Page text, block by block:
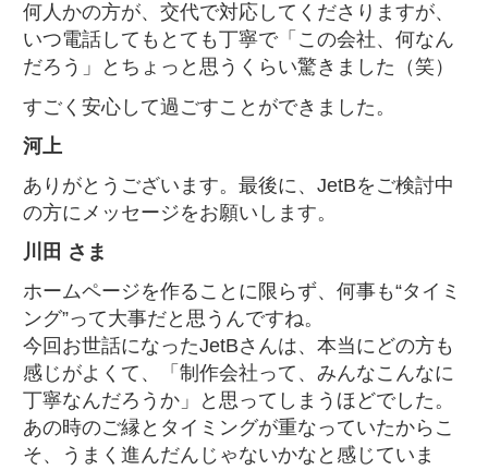
何人かの方が、交代で対応してくださりますが、
いつ電話してもとても丁寧で「この会社、何なん
だろう」とちょっと思うくらい驚きました（笑）
すごく安心して過ごすことができました。
河上
ありがとうございます。最後に、JetBをご検討中
の方にメッセージをお願いします。
川田 さま
ホームページを作ることに限らず、何事も“タイミ
ング”って大事だと思うんですね。
今回お世話になったJetBさんは、本当にどの方も
感じがよくて、「制作会社って、みんなこんなに
丁寧なんだろうか」と思ってしまうほどでした。
あの時のご縁とタイミングが重なっていたからこ
そ、うまく進んだんじゃないかなと感じていま